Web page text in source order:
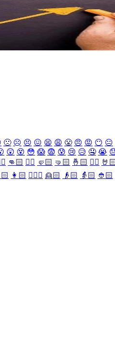
🙁 ☹️ 😣 😖 😫 😩 😤 😠 😡 😶 😐
😲 😵 😳 😱 😨 😰 😢 😥 🤤 😭
👊🏻 ✊🏻 🤛🏻 🤜🏻 🤞🏻 ✌🏻
👩🏻 👱🏻‍♀️ 👱🏻 👴🏻 👵🏻 👲🏻